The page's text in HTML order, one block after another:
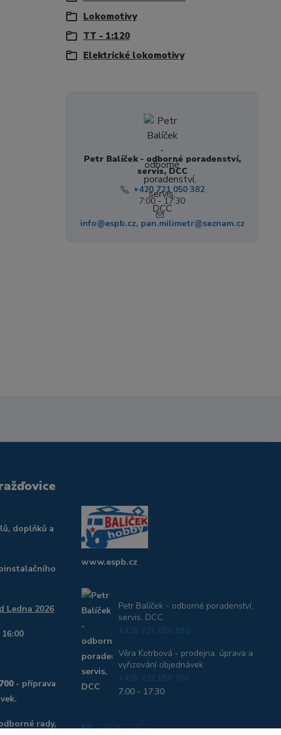
Lokomotivy
TT - 1:120
Elektrické lokomotivy
Petr Balíček - odborné poradenství,
servis, DCC
+420 721 050 382
7:00 - 17:30
info@espb.cz, pan.milimetr@seznam.cz
doplňků a
Ledna 2026
- příprava
rady,
www.espb.cz
Petr Balíček - odborné poradenství,
servis, DCC
+420 721 050 382
Věra Kotrbová - prodejna, úprava a
vyřizování objednávek
+420 721 050 700
7:00 - 17:30
info@espb.cz,